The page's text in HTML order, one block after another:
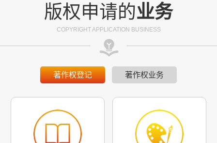
版权申请的业务
COPYRIGHT APPLICATION BUSINESS
著作权登记 著作权业务